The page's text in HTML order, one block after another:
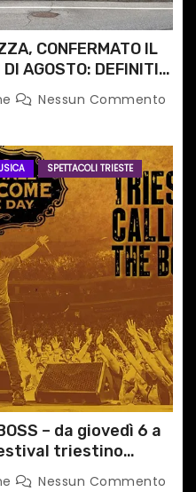
CONFERMATO IL
AGOSTO: DEFINITI
Nessun Commento
SPETTACOLI TRIESTE
– da giovedì 6 a
triestino
Nessun Commento